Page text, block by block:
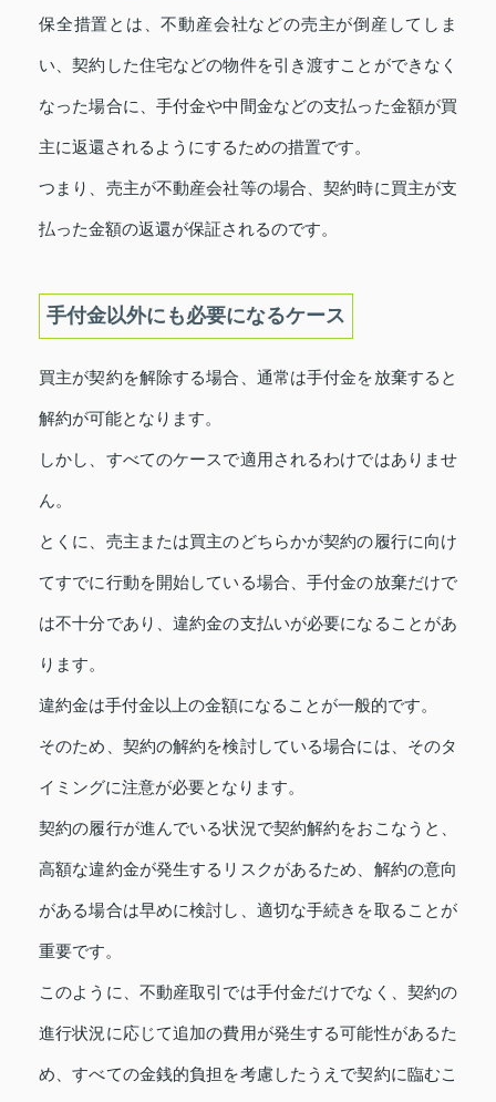
保全措置とは、不動産会社などの売主が倒産してしま
い、契約した住宅などの物件を引き渡すことができなく
なった場合に、手付金や中間金などの支払った金額が買
主に返還されるようにするための措置です。
つまり、売主が不動産会社等の場合、契約時に買主が支
払った金額の返還が保証されるのです。
手付金以外にも必要になるケース
買主が契約を解除する場合、通常は手付金を放棄すると
解約が可能となります。
しかし、すべてのケースで適用されるわけではありませ
ん。
とくに、売主または買主のどちらかが契約の履行に向け
てすでに行動を開始している場合、手付金の放棄だけで
は不十分であり、違約金の支払いが必要になることがあ
ります。
違約金は手付金以上の金額になることが一般的です。
そのため、契約の解約を検討している場合には、そのタ
イミングに注意が必要となります。
契約の履行が進んでいる状況で契約解約をおこなうと、
高額な違約金が発生するリスクがあるため、解約の意向
がある場合は早めに検討し、適切な手続きを取ることが
重要です。
このように、不動産取引では手付金だけでなく、契約の
進行状況に応じて追加の費用が発生する可能性があるた
め、すべての金銭的負担を考慮したうえで契約に臨むこ